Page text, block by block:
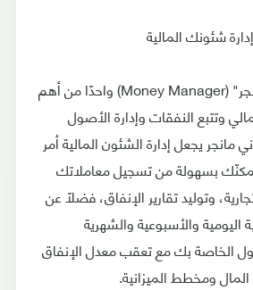
شئونك المالية
يُعد تطبيق "موني مانجر" (Money Manager) واحدًا من أهم
وتتبع النفقات وإدارة الأصول
يجعل إدارة الشئون المالية أمر
بسهولة من تسجيل معاملاتك
وتوليد تقارير الإنفاق، فضلًا عن
اليومية والأسبوعية والشهرية
الخاصة بك مع تعقب معدل الإنفاق
ومخطط الميزانية.